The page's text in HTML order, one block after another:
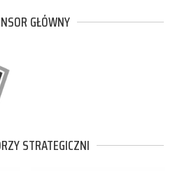
GŁÓWNY
STRATEGICZNI